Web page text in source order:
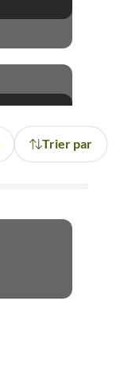
Trier par